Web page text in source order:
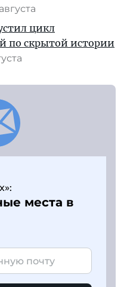
цикл
по скрытой истории
места в